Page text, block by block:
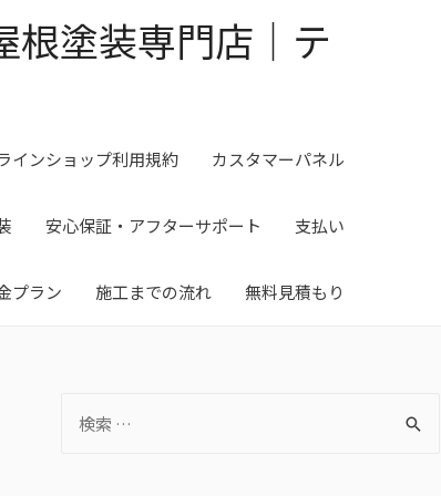
根塗装専門店｜テ
インショップ利用規約 カスタマーパネル
安心保証・アフターサポート 支払い
プラン 施工までの流れ 無料見積もり